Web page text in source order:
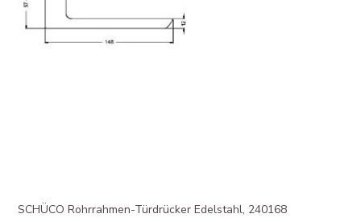
SCHÜCO Rohrrahmen-Türdrücker Edelstahl, 240168